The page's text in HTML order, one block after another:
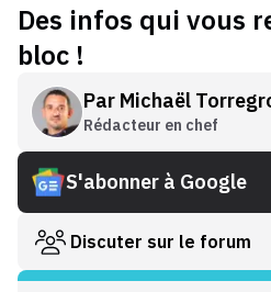
Des infos qui vous
bloc !
Par Michaël
Rédacteur en chef
S'abonner à Google
Discuter sur le forum